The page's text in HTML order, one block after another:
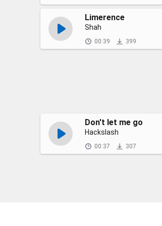
Limerence
Shah
00:39 399
Don't let me go
Hackslash
00:37 307